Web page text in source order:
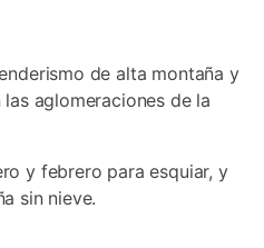
de alta montaña y
aglomeraciones de la
y febrero para esquiar, y
sin nieve.